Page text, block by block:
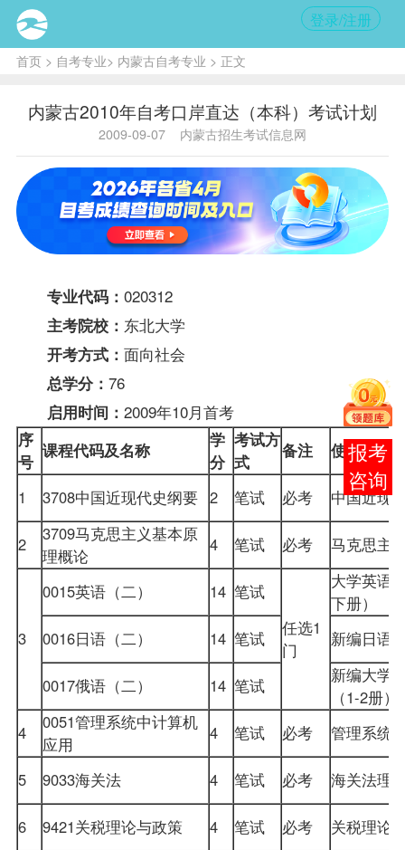
登录/注册
首页> 自考专业> 内蒙古自考专业 > 正文
内蒙古2010年自考口岸直达（本科）考试计划
2009-09-07 内蒙古招生考试信息网
专业代码： 020312
主考院校： 东北大学
开考方式： 面向社会
总学分： 76
启用时间： 2009年10月首考
序
号
课程代码及名称
学
分
考试方
式
备注 使用教材
1 3708中国近现代史纲要 2 笔试 必考 中国近现
2 3709马克思主义基本原
理概论
4 笔试 必考 马克思主
3
0015英语（二） 14 笔试
任选1
门
大学英语
下册）
0016日语（二）
14 笔试 新编日语
0017俄语（二） 14 笔试
新编大学
（1-2册）
4
0051管理系统中计算机
应用
4 笔试 必考 管理系统
5 9033海关法 4 笔试 必考 海关法理
6 9421关税理论与政策 4 笔试 必考
关税理论
报考
咨询